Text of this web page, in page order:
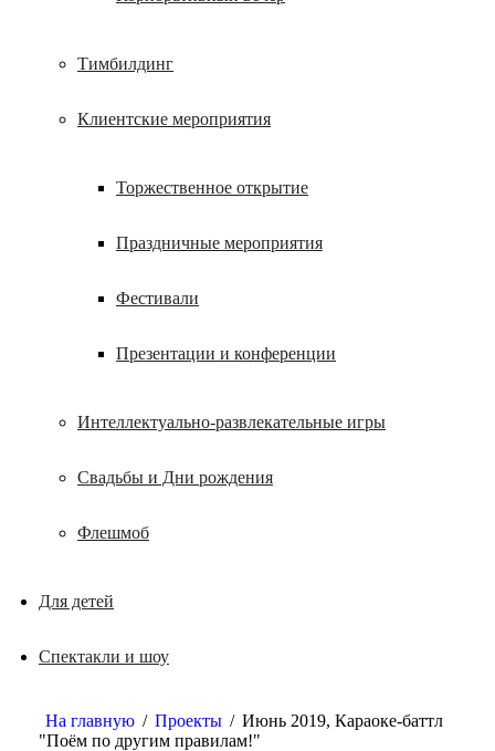
Тимбилдинг
Клиентские мероприятия
Торжественное открытие
Праздничные мероприятия
Фестивали
Презентации и конференции
Интеллектуально-развлекательные игры
Свадьбы и Дни рождения
Флешмоб
Для детей
Спектакли и шоу
На главную / Проекты / Июнь 2019, Караоке-баттл
"Поём по другим правилам!"